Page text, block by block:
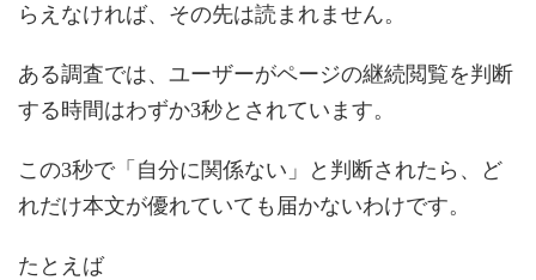
らえなければ、その先は読まれません。
ある調査では、ユーザーがページの継続閲覧を判断
する時間はわずか3秒とされています。
この3秒で「自分に関係ない」と判断されたら、ど
れだけ本文が優れていても届かないわけです。
たとえば